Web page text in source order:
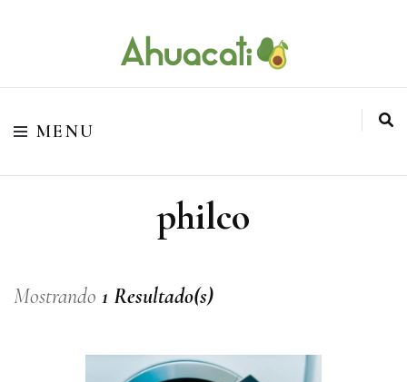
Ahuacati
O melhor da Internet em um só lugar
MENU
philco
Mostrando 1 Resultado(s)